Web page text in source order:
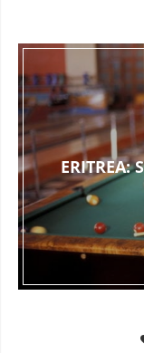
ERITREA: